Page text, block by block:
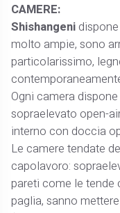
CAMERE:
Shishangeni
molto ampie, sono
particolarissimo,
Ogni camera
sopraelevato open-
interno con doccia
Le camere tendate
capolavoro:
pareti come le tende
paglia, sanno